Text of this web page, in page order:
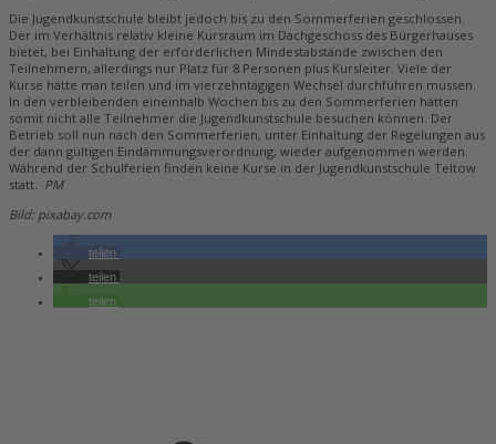
Die Jugendkunstschule bleibt jedoch bis zu den Sommerferien geschlossen.
Der im Verhältnis relativ kleine Kursraum im Dachgeschoss des Bürgerhauses
bietet, bei Einhaltung der erforderlichen Mindestabstände zwischen den
Teilnehmern, allerdings nur Platz für 8 Personen plus Kursleiter. Viele der
Kurse hätte man teilen und im vierzehntägigen Wechsel durchführen müssen.
In den verbleibenden eineinhalb Wochen bis zu den Sommerferien hätten
somit nicht alle Teilnehmer die Jugendkunstschule besuchen können. Der
Betrieb soll nun nach den Sommerferien, unter Einhaltung der Regelungen aus
der dann gültigen Eindämmungsverordnung, wieder aufgenommen werden.
Während der Schulferien finden keine Kurse in der Jugendkunstschule Teltow
statt. PM
Bild: pixabay.com
teilen
teilen
teilen